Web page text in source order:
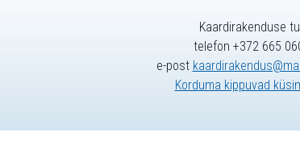
Kaardirakenduse
telefon +372 665
e-post
Korduma kippuvad